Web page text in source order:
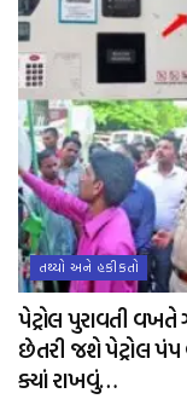
તથ્યો અને હકીકતો
પેટ્રોલ પુરાવતી
છેતરી જશે પેટ્રોલ પંપ
ક્યાં રાખવું…